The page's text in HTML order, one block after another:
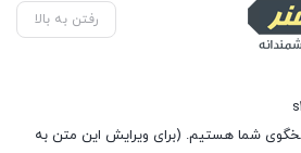
رفتن به بالا
هفته پاسخگوی شما هستیم. (برای ویرایش این متن به